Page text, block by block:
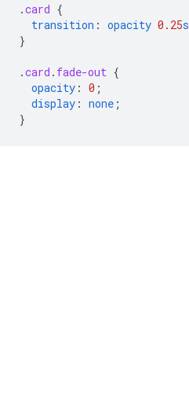
.card {
transition : opacity 0.25s
}
.card . fade-out {
opacity : 0 ;
display : none ;
}